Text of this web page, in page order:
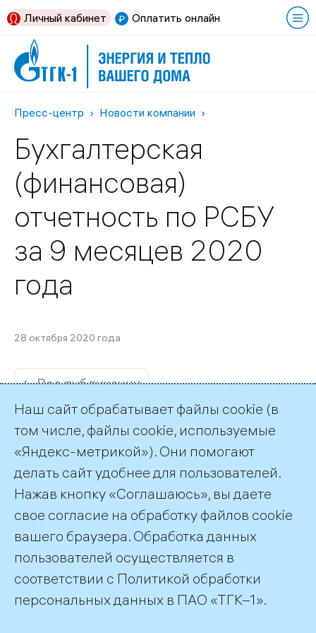
Оплатить онлайн
Личный кабинет
Пресс-центр Новости компании
Бухгалтерская
(финансовая)
отчетность по РСБУ
за 9 месяцев 2020
года
28 октября 2020 года
← Все публикации
Пресс-служба ТГК-1
press@tgc1.ru
©2026 ПАО «ТГК–1»
Наш сайт обрабатывает файлы cookie (в
том числе, файлы cookie, используемые
«Яндекс-метрикой»). Они помогают
делать сайт удобнее для пользователей.
Нажав кнопку «Соглашаюсь», вы даете
свое согласие на обработку файлов cookie
вашего браузера. Обработка данных
пользователей осуществляется в
соответствии с Политикой обработки
персональных данных в ПАО «ТГК–1».